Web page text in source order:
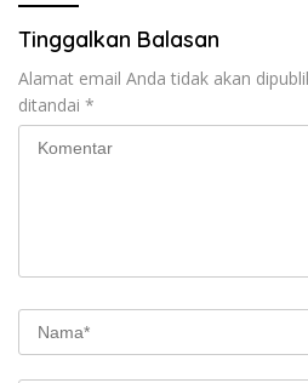
Tinggalkan Balasan
Alamat email Anda tidak akan
ditandai *